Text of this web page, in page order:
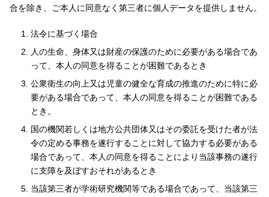
合を除き、ご本人に同意なく第三者に個人データを提供しません。
法令に基づく場合
人の生命、身体又は財産の保護のために必要がある場合であ
って、本人の同意を得ることが困難であるとき
公衆衛生の向上又は児童の健全な育成の推進のために特に必
要がある場合であって、本人の同意を得ることが困難である
とき。
国の機関若しくは地方公共団体又はその委託を受けた者が法
令の定める事務を遂行することに対して協力する必要がある
場合であって、本人の同意を得ることにより当該事務の遂行
に支障を及ぼすおそれがあるとき
当該第三者が学術研究機関等である場合であって、当該第三